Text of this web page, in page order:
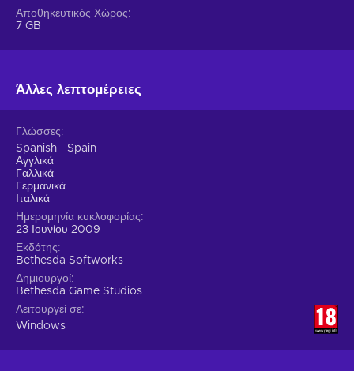
Αποθηκευτικός Χώρος
7 GB
Άλλες λεπτομέρειες
Γλώσσες
Spanish - Spain
Αγγλικά
Γαλλικά
Γερμανικά
Ιταλικά
Ημερομηνία κυκλοφορίας
23 Ιουνίου 2009
Εκδότης
Bethesda Softworks
Δημιουργοί
Bethesda Game Studios
Λειτουργεί σε
Windows